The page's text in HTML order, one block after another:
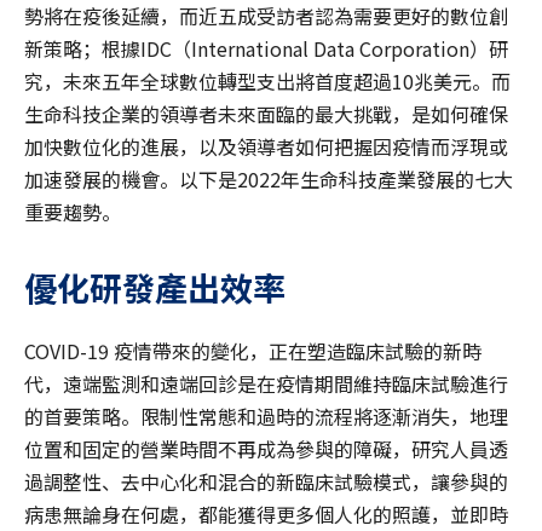
勢將在疫後延續，而近五成受訪者認為需要更好的數位創
新策略；根據IDC（International Data Corporation）研
究，未來五年全球數位轉型支出將首度超過10兆美元。而
生命科技企業的領導者未來面臨的最大挑戰，是如何確保
加快數位化的進展，以及領導者如何把握因疫情而浮現或
加速發展的機會。以下是2022年生命科技產業發展的七大
重要趨勢。
優化研發產出效率
COVID-19 疫情帶來的變化，正在塑造臨床試驗的新時
代，遠端監測和遠端回診是在疫情期間維持臨床試驗進行
的首要策略。限制性常態和過時的流程將逐漸消失，地理
位置和固定的營業時間不再成為參與的障礙，研究人員透
過調整性、去中心化和混合的新臨床試驗模式，讓參與的
病患無論身在何處，都能獲得更多個人化的照護，並即時